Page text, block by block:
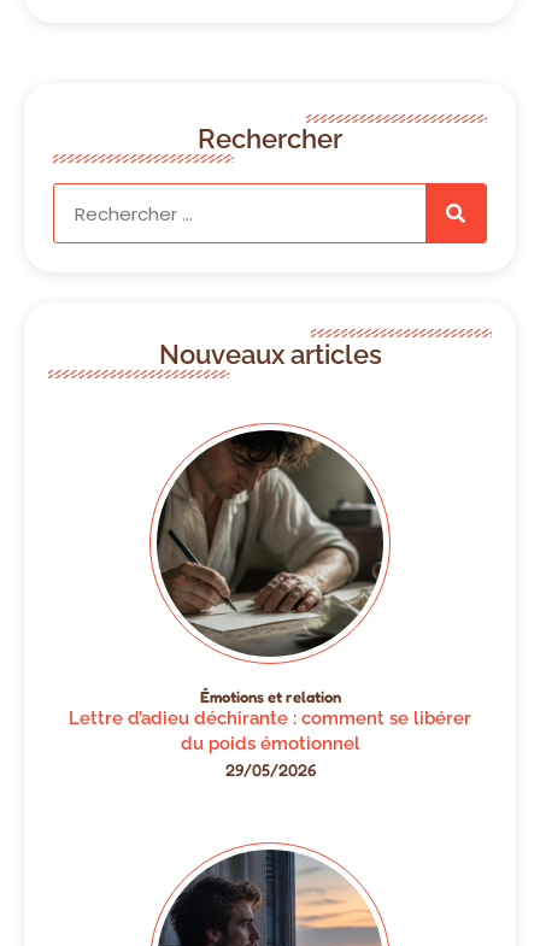
Rechercher
Nouveaux articles
Émotions et relation
Lettre d’adieu déchirante : comment se libérer
du poids émotionnel
29/05/2026